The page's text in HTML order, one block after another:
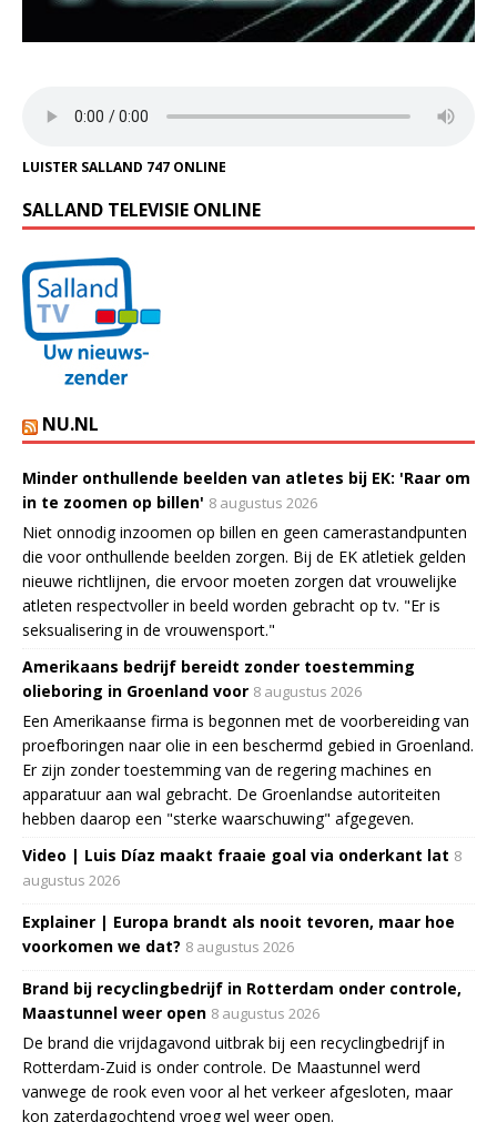
LUISTER SALLAND 747 ONLINE
SALLAND TELEVISIE ONLINE
NU.NL
Minder onthullende beelden van atletes bij EK: 'Raar om
in te zoomen op billen' 8 augustus 2026
Niet onnodig inzoomen op billen en geen camerastandpunten
die voor onthullende beelden zorgen. Bij de EK atletiek gelden
nieuwe richtlijnen, die ervoor moeten zorgen dat vrouwelijke
atleten respectvoller in beeld worden gebracht op tv. "Er is
seksualisering in de vrouwensport."
Amerikaans bedrijf bereidt zonder toestemming
olieboring in Groenland voor 8 augustus 2026
Een Amerikaanse firma is begonnen met de voorbereiding van
proefboringen naar olie in een beschermd gebied in Groenland.
Er zijn zonder toestemming van de regering machines en
apparatuur aan wal gebracht. De Groenlandse autoriteiten
hebben daarop een "sterke waarschuwing" afgegeven.
Video | Luis Díaz maakt fraaie goal via onderkant lat 8
augustus 2026
Explainer | Europa brandt als nooit tevoren, maar hoe
voorkomen we dat? 8 augustus 2026
Brand bij recyclingbedrijf in Rotterdam onder controle,
Maastunnel weer open 8 augustus 2026
De brand die vrijdagavond uitbrak bij een recyclingbedrijf in
Rotterdam-Zuid is onder controle. De Maastunnel werd
vanwege de rook even voor al het verkeer afgesloten, maar
kon zaterdagochtend vroeg wel weer open.